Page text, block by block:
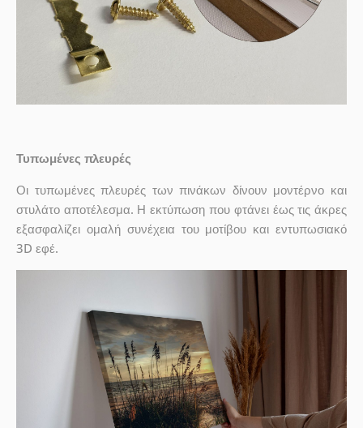
Τυπωμένες πλευρές
Οι τυπωμένες πλευρές των πινάκων δίνουν μοντέρνο και
στυλάτο αποτέλεσμα. Η εκτύπωση που φτάνει έως τις άκρες
εξασφαλίζει ομαλή συνέχεια του μοτίβου και εντυπωσιακό
3D εφέ.